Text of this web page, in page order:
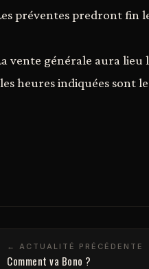
préventes predront fin
vente générale aura lieu
heures indiquées sont
← ACTUALITÉ PRÉCÉDENTE
Comment va Bono ?